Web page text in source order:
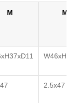
M
2.5x47